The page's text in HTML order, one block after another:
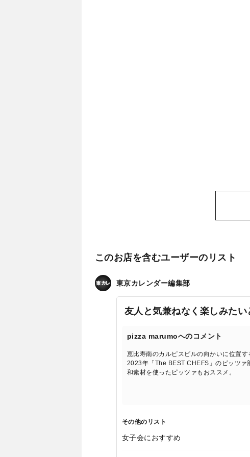
このお店を含むユーザーのリスト
東京カレンダー編集部
友人と気兼ねなく楽しみたい
pizza marumoへのコメント
恵比寿南のカルピスビルの向かいに位置す
2023年「The BEST CHEFS」のピッツァ
和素材を使ったピッツァもおススメ。
その他のリスト
女子会におすすめ